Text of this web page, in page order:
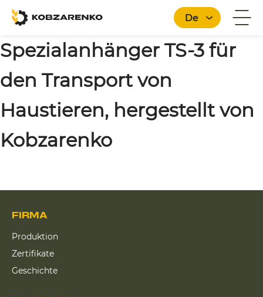
De
Deutsch
Spezialanhänger TS-3 für
den Transport von
Haustieren, hergestellt von
Kobzarenko
FIRMA
Produktion
Zertifikate
Geschichte